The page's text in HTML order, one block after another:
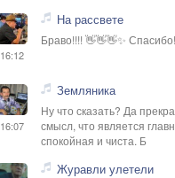
16:12
На рассвете
Браво!!!! 👋👋👋✨ Спасибо!
16:07
Земляника
Ну что сказать? Да
смысл, что является
спокойная и чиста. Б
Журавли улетели